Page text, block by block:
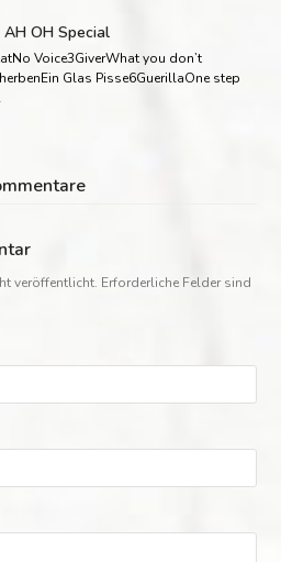
OH Special
Voice3GiverWhat you don’t
Glas Pisse6GuerillaOne step
veröffentlicht. Erforderliche Felder sind